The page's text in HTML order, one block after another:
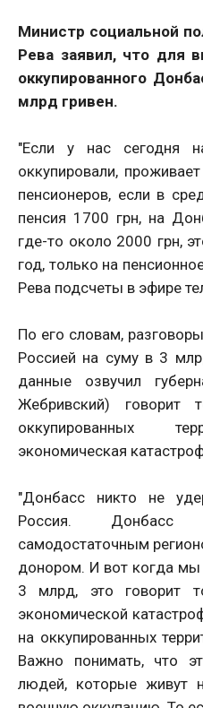
Министр социальной
Рева заявил, что для
оккупированного
млрд гривен.
"Если у нас сегодня
оккупировали,
пенсионеров, если в
пенсия 1700 грн, на
где-то около 2000 грн,
год, только на
Рева подсчеты в эфире
По его словам,
Россией на суму в 3
данные озвучил
Жебривский)
оккупированных
экономическая
"Донбасс никто не
Россия. Донбасс
самодостаточным
донором. И вот когда
3 млрд, это говорит
экономической
на оккупированных
Важно понимать, что
людей, которые живут